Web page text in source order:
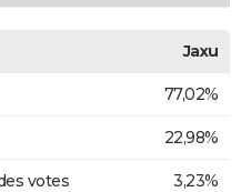
Jaxu
77,02%
22,98%
votes
3,23%